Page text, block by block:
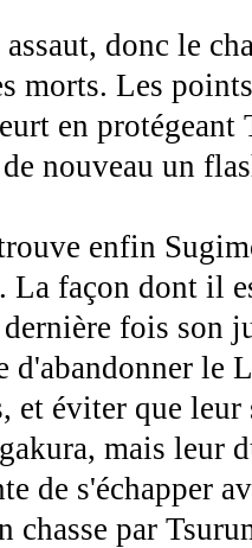
donc le
morts. Les
en protégeant
nouveau un
enfin
La façon dont il
fois son
d'abandonner le
et éviter que
mais leur
de s'échapper
chasse par